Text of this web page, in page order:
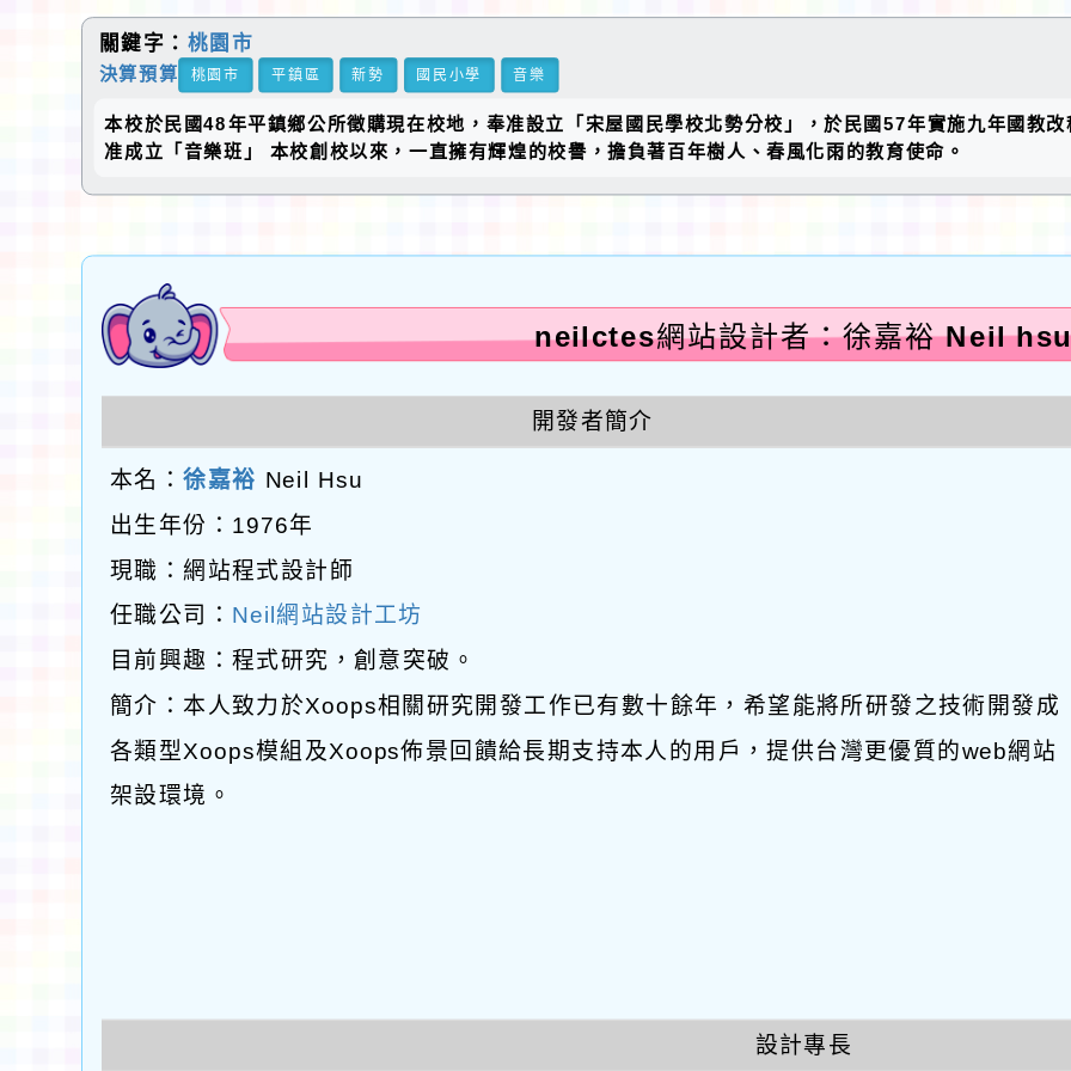
關鍵字： 桃園市
決算預算 桃園市 平鎮區 新勢 國民小學 音樂
本校於民國48年平鎮鄉公所徵購現在校地，奉准設立「宋屋國民學校北勢分校」，於民國57年實施九年國教
准成立「音樂班」 本校創校以來，一直擁有輝煌的校譽，擔負著百年樹人、春風化雨的教育使命。
neilctes網站設計者：徐嘉裕 Neil
開發者簡介
本名：徐嘉裕 Neil Hsu
出生年份：1976年
現職：網站程式設計師
任職公司： Neil網站設計工坊
目前興趣：程式研究，創意突破。
簡介：本人致力於Xoops相關研究開發工作已有數十餘年，希望能將所研發之技術開發成
各類型Xoops模組及Xoops佈景回饋給長期支持本人的用戶，提供台灣更優質的web網站
架設環境。
設計專長